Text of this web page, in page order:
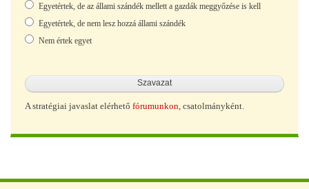
Egyetértek, de az állami szándék mellett a gazdák meggyőzése is kell
Egyetértek, de nem lesz hozzá állami szándék
Nem értek egyet
A stratégiai javaslat elérhető fórumunkon, csatolmányként.